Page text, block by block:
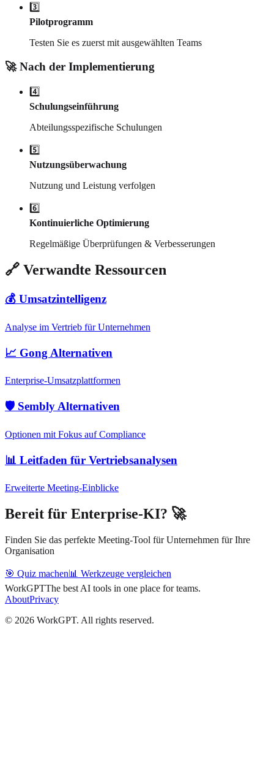
3️⃣
Pilotprogramm
Testen Sie es zuerst mit ausgewählten Teams
🚀 Nach der Implementierung
4️⃣
Schulungseinführung
Abteilungsspezifische Schulungen
5️⃣
Nutzungsüberwachung
Nutzung und Leistung verfolgen
6️⃣
Kontinuierliche Optimierung
Regelmäßige Überprüfungen & Verbesserungen
🔗 Verwandte Ressourcen
💰 Umsatzintelligenz
Analyse im Vertrieb für Unternehmen
📈 Gong Alternativen
Enterprise-Umsatzplattformen
🛡️ Sembly Alternativen
Optionen mit Fokus auf Compliance
📊 Leitfaden für Vertriebsanalysen
Erweiterte Meeting-Einblicke
Bereit für Enterprise-KI? 🚀
Finden Sie das perfekte Meeting-Tool für Unternehmen für Ihre
Organisation
🎯 Quiz machen📊 Werkzeuge vergleichen
WorkGPTThe best AI tools in one place for teams.
AboutPrivacy
© 2026 WorkGPT. All rights reserved.